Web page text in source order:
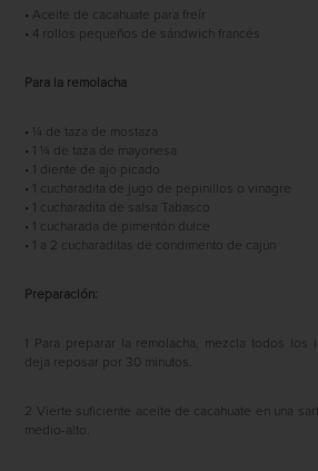
• Aceite de cacahuate para freír
• 4 rollos pequeños de sándwich francés
Para la remolacha
• ¼ de taza de mostaza
• 1 ¼ de taza de mayonesa
• 1 diente de ajo picado
• 1 cucharadita de jugo de pepinillos o vinagre
• 1 cucharadita de salsa Tabasco
• 1 cucharada de pimentón dulce
• 1 a 2 cucharaditas de condimento de cajún
Preparación:
1 Para preparar la remolacha, mezcla todos los
deja reposar por 30 minutos.
2 Vierte suficiente aceite de cacahuate en una
medio-alto.